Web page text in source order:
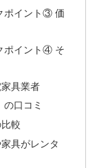
ポイント③ 価
ポイント④ そ
具業者
口コミ
較
具がレンタ